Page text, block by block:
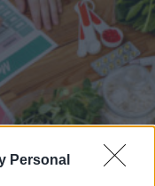
Personal